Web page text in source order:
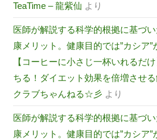
TeaTime – 龍紫仙 より
医師が解説する科学的根拠に基づ
康メリット。健康目的では”カシア”
【コーヒーに小さじ一杯いれるだ
ちる！ダイエット効果を倍増させ
クラブちゃんねる☆彡 より
医師が解説する科学的根拠に基づ
康メリット。健康目的では”カシア”